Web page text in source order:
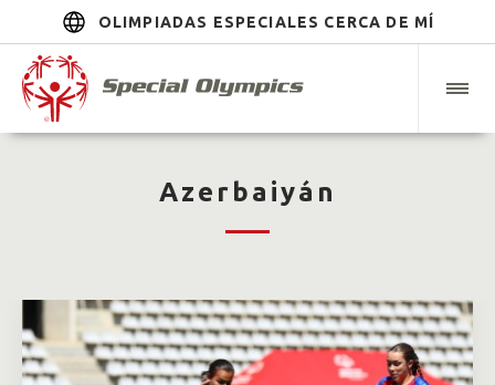
OLIMPIADAS ESPECIALES CERCA DE MÍ
Azerbaiyán